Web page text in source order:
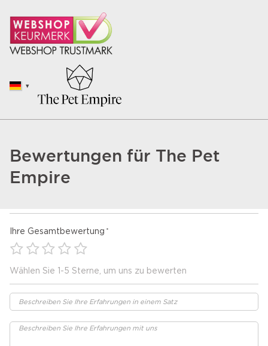
Bewertungen für The Pet
Empire
Ihre Gesamtbewertung
Wählen Sie 1-5 Sterne, um uns zu bewerten